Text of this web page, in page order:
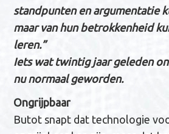
standpunten en argumentatie
maar van hun betrokkenheid
leren.”
Iets wat twintig jaar geleden
nu normaal geworden.
Ongrijpbaar
Butot snapt dat technologie